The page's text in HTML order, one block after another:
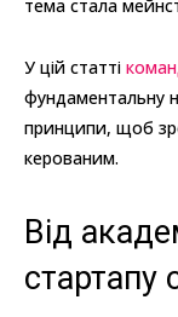
тема стала
У цій статті
фундаментальну
принципи, щоб
керованим.
Від
стартапу